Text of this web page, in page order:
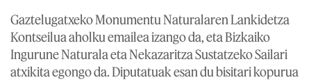
Gaztelugatxeko Monumentu Naturalaren Lankidetza
Kontseilua aholku emailea izango da, eta Bizkaiko
Ingurune Naturala eta Nekazaritza Sustatzeko Sailari
atxikita egongo da. Diputatuak esan du bisitari kopurua